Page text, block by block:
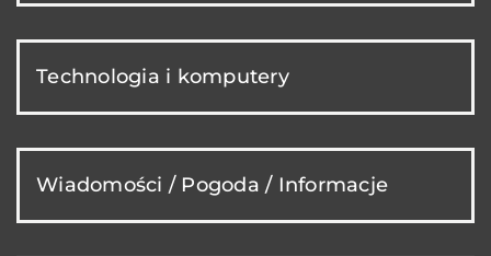
Technologia i komputery
Wiadomości / Pogoda / Informacje